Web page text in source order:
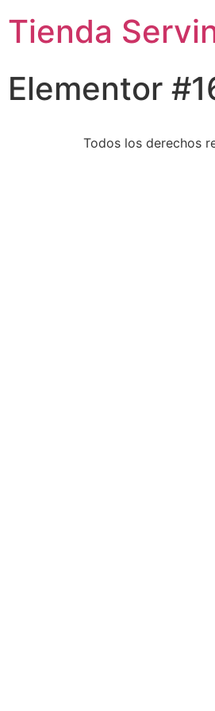
Tienda
Elementor
Todos los derechos